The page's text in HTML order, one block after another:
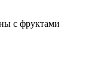
с фруктами